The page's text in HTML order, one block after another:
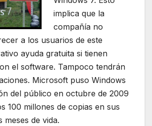
implica que la
compañía no
a los usuarios de este
ayuda gratuita si tienen
el software. Tampoco tendrán
Microsoft puso Windows
del público en octubre de 2009
100 millones de copias en sus
meses de vida.